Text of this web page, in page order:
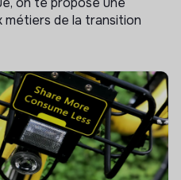
de la transition